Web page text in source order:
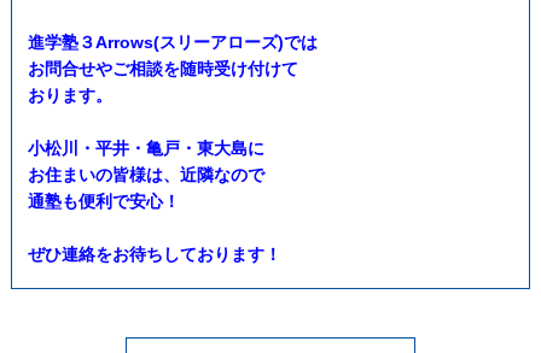
進学塾３Arrows(スリーアローズ)では
お問合せやご相談を随時受け付けて
おります。
小松川・平井・亀戸・東大島に
お住まいの皆様は、近隣なので
通塾も便利で安心！
ぜひ連絡をお待ちしております！